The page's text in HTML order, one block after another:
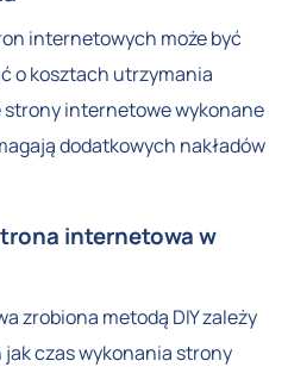
internetowych może być
o kosztach utrzymania
internetowe wykonane
dodatkowych nakładów
internetowa w
zrobiona metodą DIY zależy
czas wykonania strony